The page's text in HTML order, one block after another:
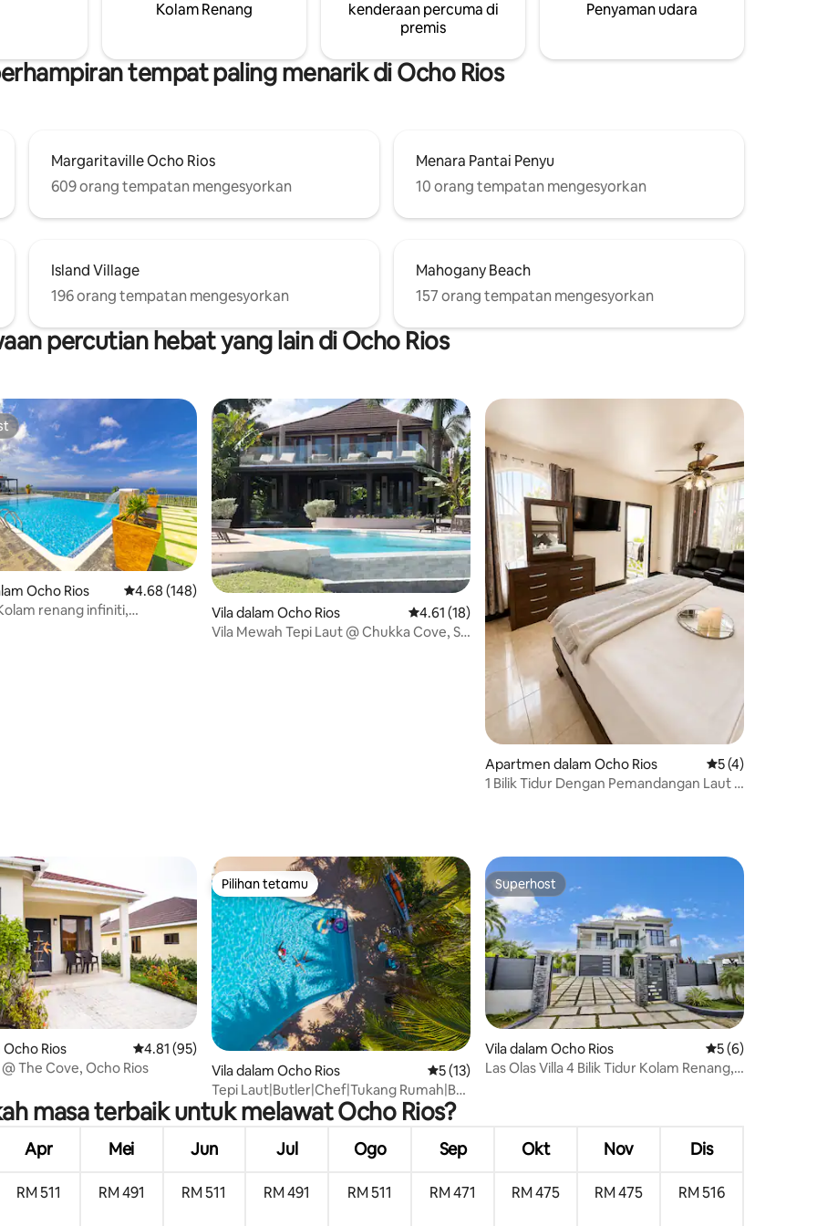
jadi. Sesuai untuk pasangan, golongan
Kolam Renang
kenderaan percuma di
premis
Penyaman udara
tempat paling menarik di Ocho Rios
Margaritaville Ocho Rios
609 orang tempatan mengesyorkan
Menara Pantai Penyu
10 orang tempatan mengesyorkan
Island Village
196 orang tempatan mengesyorkan
Mahogany Beach
157 orang tempatan mengesyorkan
percutian hebat yang lain di Ocho Rios
5, 136 ulasan
Ocho Rios Penarafan purata 4.68 daripada 5, 148 ulasan
4.68 (148)
renang infiniti,
Vila dalam Ocho Rios Penarafan purata 4.61 daripada 5, 18 ulasan
4.61 (18)
Vila Mewah Tepi Laut @ Chukka Cove, St
Apartmen dalam Ocho Rios Penarafan
5 (4)
1 Bilik Tidur Dengan Pemandangan Laut ·
5, 10 ulasan
Ocho Rios Penarafan purata 4.81 daripada 5, 95 ulasan
4.81 (95)
The Cove, Ocho Rios
Pilihan tetamu
Pilihan tetamu
Vila dalam Ocho Rios Penarafan purata 5 daripada 5, 13 ulasan
5 (13)
Tepi Laut|Butler|Chef|Tukang Rumah|Bar
Alu-Aluan
Superhost
Superhost
Vila dalam Ocho Rios Penarafan purata
5 (6)
Las Olas Villa 4 Bilik Tidur Kolam Renang,
masa terbaik untuk melawat Ocho Rios?
Apr Mei Jun Jul Ogo Sep Okt Nov Dis
RM 511 RM 491 RM 511 RM 491 RM 511 RM 471 RM 475 RM 475 RM 516